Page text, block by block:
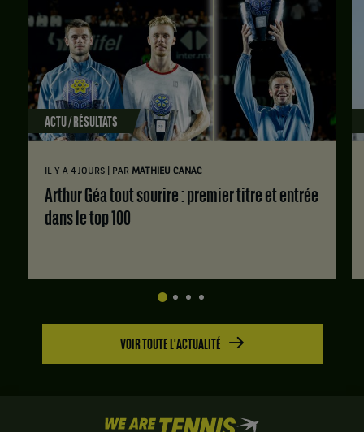
ACTU / RÉSULTATS
IL Y A 4 JOURS PAR MATHIEU CANAC
Arthur Géa tout sourire : premier titre et entrée
dans le top 100
VOIR TOUTE L'ACTUALITÉ
We